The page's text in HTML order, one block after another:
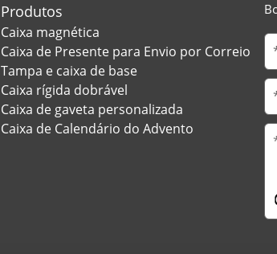
Produtos
Caixa magnética
Caixa de Presente para Envio por Correio
Tampa e caixa de base
Caixa rígida dobrável
Caixa de gaveta personalizada
Caixa de Calendário do Advento